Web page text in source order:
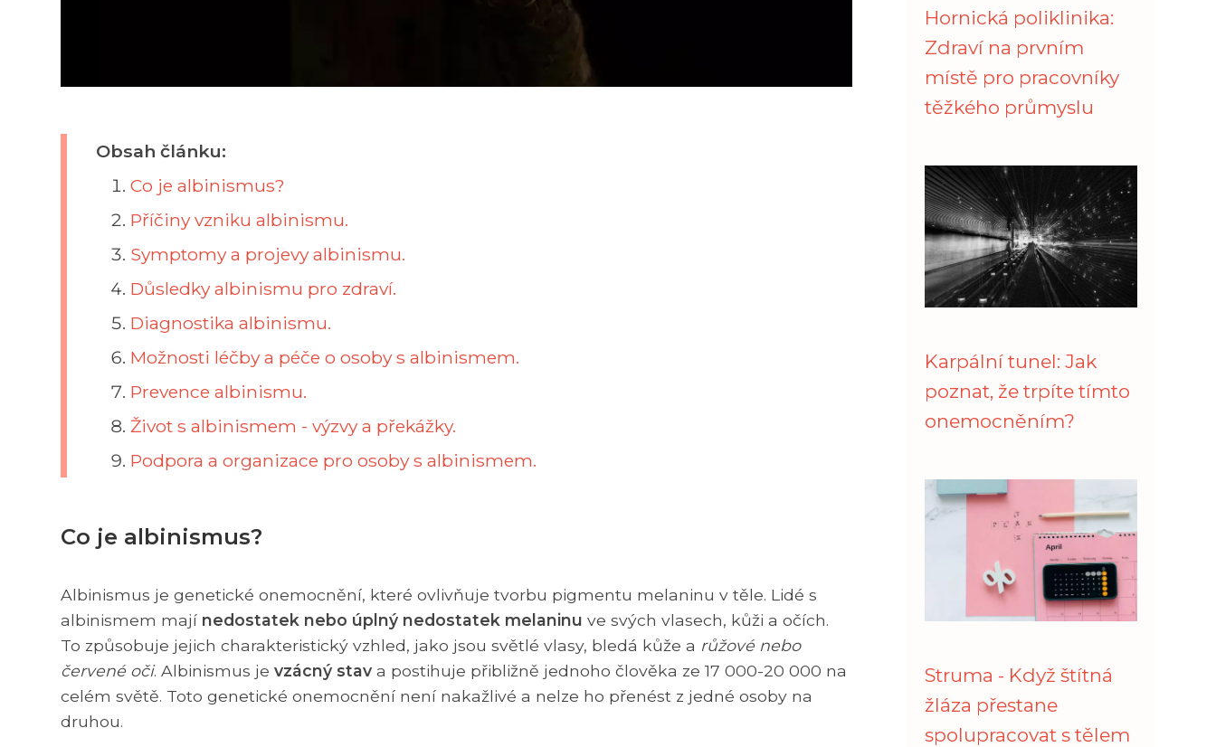
Obsah článku:
Co je albinismus?
Příčiny vzniku albinismu.
Symptomy a projevy albinismu.
Důsledky albinismu pro zdraví.
Diagnostika albinismu.
Možnosti léčby a péče o osoby s albinismem.
Prevence albinismu.
Život s albinismem - výzvy a překážky.
Podpora a organizace pro osoby s albinismem.
Co je albinismus?
Albinismus je genetické onemocnění, které ovlivňuje tvorbu pigmentu melaninu v těle. Lidé s
albinismem mají nedostatek nebo úplný nedostatek melaninu ve svých vlasech, kůži a očích.
To způsobuje jejich charakteristický vzhled, jako jsou světlé vlasy, bledá kůže a růžové nebo
červené oči. Albinismus je vzácný stav a postihuje přibližně jednoho člověka ze 17 000-20 000 na
celém světě. Toto genetické onemocnění není nakažlivé a nelze ho přenést z jedné osoby na
druhou.
Hornická poliklinika:
Zdraví na prvním
místě pro pracovníky
těžkého průmyslu
Karpální tunel: Jak
poznat, že trpíte tímto
onemocněním?
Struma - Když štítná
žláza přestane
spolupracovat s tělem